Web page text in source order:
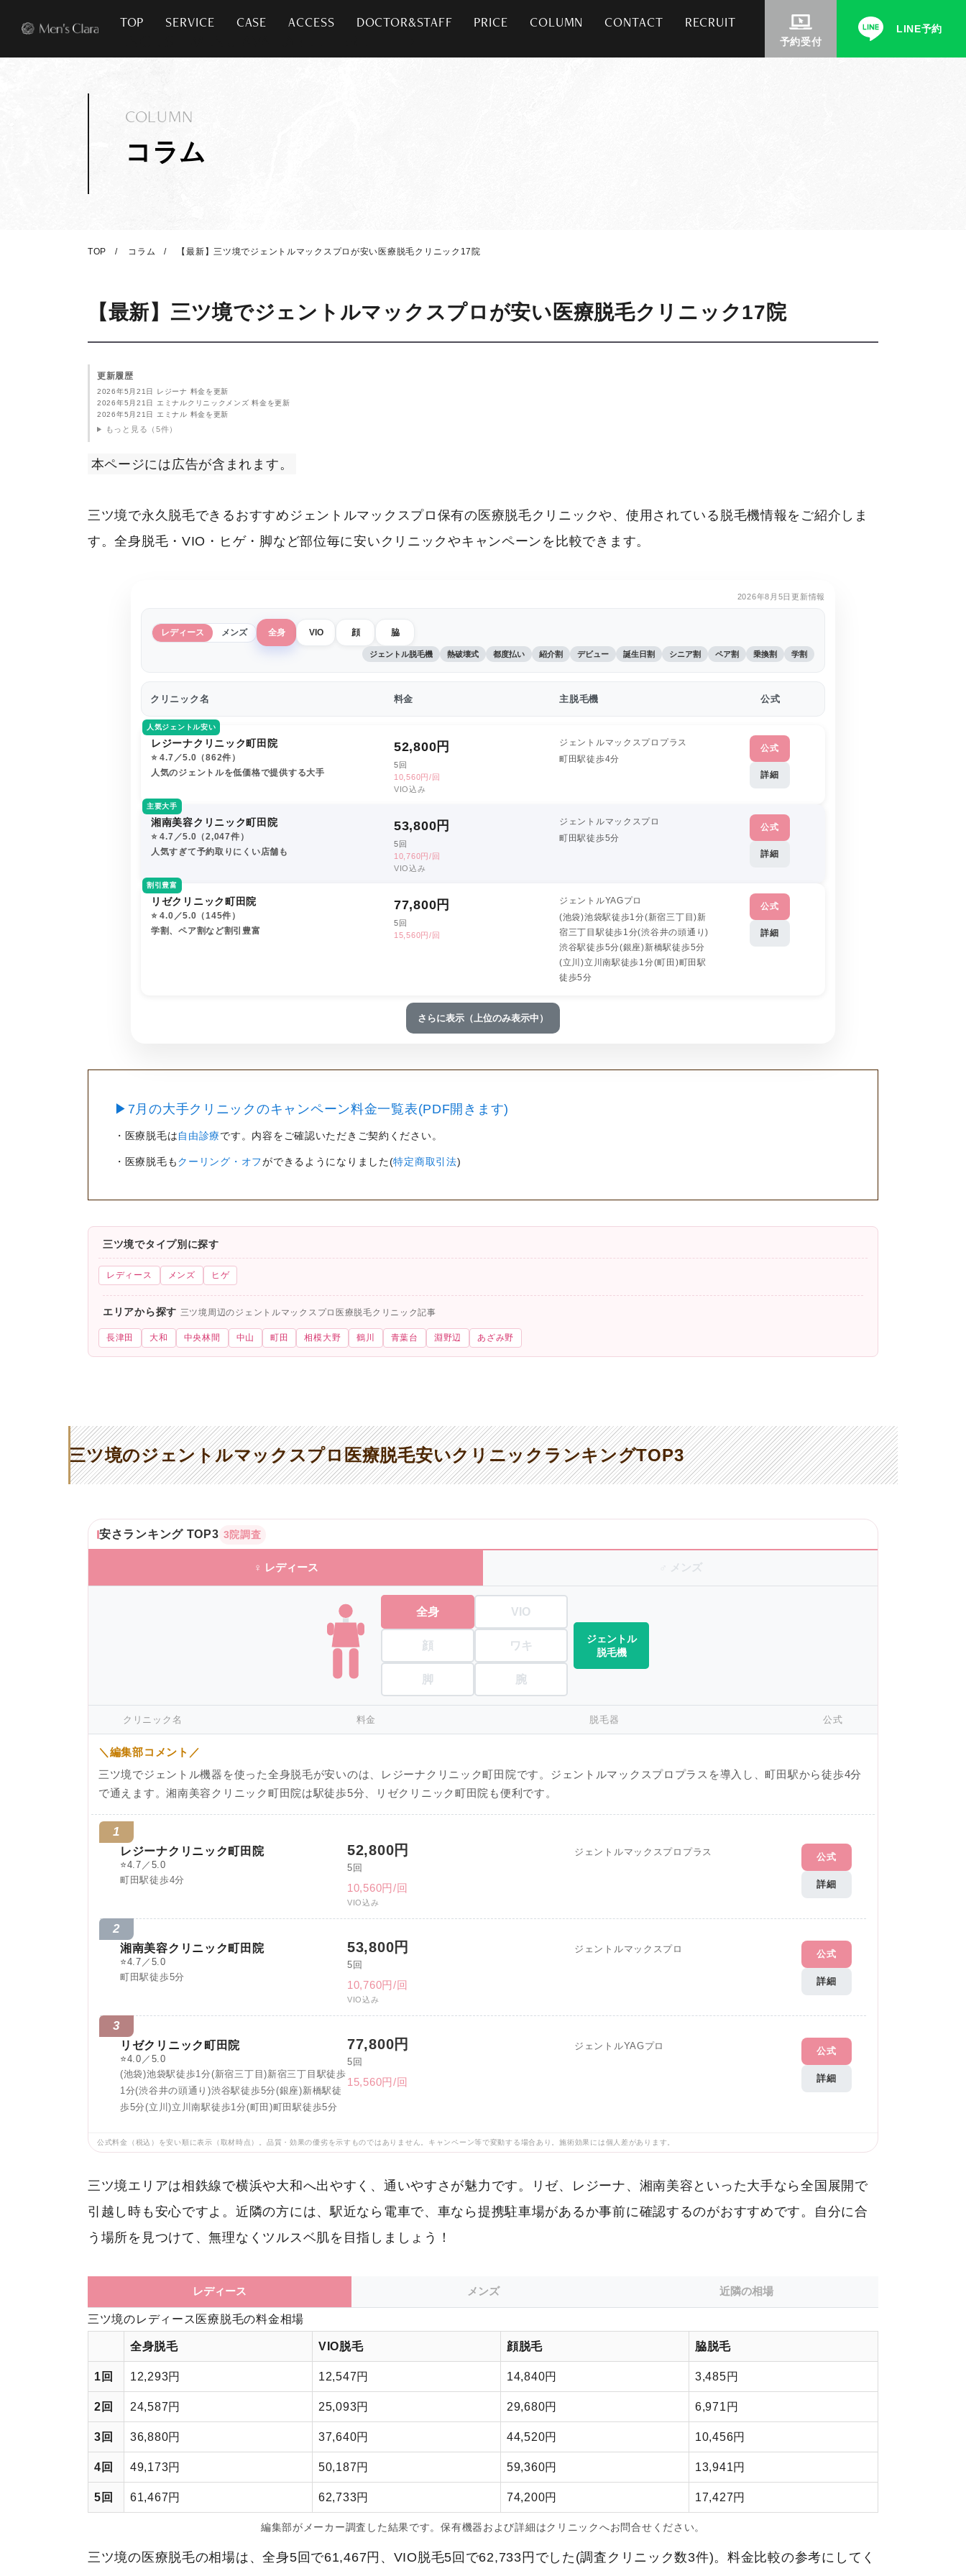
TOP SERVICE CASE ACCESS DOCTOR&STAFF PRICE COLUMN CONTACT RECRUIT
予約受付
LINE予約
コラム
COLUMN
TOP コラム 【最新】三ツ境でジェントルマックスプロが安い医療脱毛クリニック17院
【最新】三ツ境でジェントルマックスプロが安い医療脱毛クリニック17院
更新履歴
2026年5月21日 レジーナ 料金を更新
2026年5月21日 エミナルクリニックメンズ 料金を更新
2026年5月21日 エミナル 料金を更新
もっと見る（5件）
本ページには広告が含まれます。
三ツ境で永久脱毛できるおすすめジェントルマックスプロ保有の医療脱毛クリニックや、使用されている脱毛機情報をご紹介しま
す。全身脱毛・VIO・ヒゲ・脚など部位毎に安いクリニックやキャンペーンを比較できます。
2026年8月5日更新情報
レディース メンズ 全身 VIO 顔 脇
ジェントル脱毛機 熱破壊式 都度払い 紹介割 デビュー 誕生日割 シニア割 ペア割 乗換割 学割
クリニック名 料金 主脱毛機 公式
人気ジェントル安い
レジーナクリニック町田院
⭐️ 4.7／5.0（862件）
人気のジェントルを低価格で提供する大手
52,800 円
5回
10,560円/回
VIO込み
ジェントルマックスプロプラス
町田駅徒歩4分
公式
詳細
主要大手
湘南美容クリニック町田院
⭐️ 4.7／5.0（2,047件）
人気すぎて予約取りにくい店舗も
53,800 円
5回
10,760円/回
VIO込み
ジェントルマックスプロ
町田駅徒歩5分
公式
詳細
割引豊富
リゼクリニック町田院
⭐️ 4.0／5.0（145件）
学割、ペア割など割引豊富
77,800 円
5回
15,560円/回
ジェントルYAGプロ
(池袋)池袋駅徒歩1分(新宿三丁目)新
宿三丁目駅徒歩1分(渋谷井の頭通り)
渋谷駅徒歩5分(銀座)新橋駅徒歩5分
(立川)立川南駅徒歩1分(町田)町田駅
徒歩5分
公式
詳細
さらに表示（上位のみ表示中）
▶7月の大手クリニックのキャンペーン料金一覧表(PDF開きます)
・医療脱毛は自由診療です。内容をご確認いただきご契約ください。
・医療脱毛もクーリング・オフができるようになりました(特定商取引法)
三ツ境でタイプ別に探す
レディース メンズ ヒゲ
エリアから探す 三ツ境周辺のジェントルマックスプロ医療脱毛クリニック記事
長津田 大和 中央林間 中山 町田 相模大野 鶴川 青葉台 淵野辺 あざみ野
三ツ境のジェントルマックスプロ医療脱毛安いクリニックランキングTOP3
安さランキング TOP3 3院調査
♀ レディース ♂ メンズ
全身 VIO
顔 ワキ
脚 腕
ジェントル
脱毛機
クリニック名 料金 脱毛器 公式
＼編集部コメント／
三ツ境でジェントル機器を使った全身脱毛が安いのは、レジーナクリニック町田院です。ジェントルマックスプロプラスを導入し、町田駅から徒歩4分
で通えます。湘南美容クリニック町田院は駅徒歩5分、リゼクリニック町田院も便利です。
1
レジーナクリニック町田院
⭐4.7／5.0
町田駅徒歩4分
52,800円
5回
10,560円/回
VIO込み
ジェントルマックスプロプラス 公式
詳細
2
湘南美容クリニック町田院
⭐4.7／5.0
町田駅徒歩5分
53,800円
5回
10,760円/回
VIO込み
ジェントルマックスプロ 公式
詳細
3
リゼクリニック町田院
⭐4.0／5.0
(池袋)池袋駅徒歩1分(新宿三丁目)新宿三丁目駅徒歩
1分(渋谷井の頭通り)渋谷駅徒歩5分(銀座)新橋駅徒
歩5分(立川)立川南駅徒歩1分(町田)町田駅徒歩5分
77,800円
5回
15,560円/回
ジェントルYAGプロ 公式
詳細
公式料金（税込）を安い順に表示（取材時点）。品質・効果の優劣を示すものではありません。キャンペーン等で変動する場合あり。施術効果には個人差があります。
三ツ境エリアは相鉄線で横浜や大和へ出やすく、通いやすさが魅力です。リゼ、レジーナ、湘南美容といった大手なら全国展開で
引越し時も安心ですよ。近隣の方には、駅近なら電車で、車なら提携駐車場があるか事前に確認するのがおすすめです。自分に合
う場所を見つけて、無理なくツルスベ肌を目指しましょう！
レディース メンズ 近隣の相場
三ツ境のレディース医療脱毛の料金相場
全身脱毛 VIO脱毛 顔脱毛 脇脱毛
1回 12,293円 12,547円 14,840円 3,485円
2回 24,587円 25,093円 29,680円 6,971円
3回 36,880円 37,640円 44,520円 10,456円
4回 49,173円 50,187円 59,360円 13,941円
5回 61,467円 62,733円 74,200円 17,427円
編集部がメーカー調査した結果です。保有機器および詳細はクリニックへお問合せください。
三ツ境の医療脱毛の相場は、全身5回で61,467円、VIO脱毛5回で62,733円でした(調査クリニック数3件)。料金比較の参考にしてく